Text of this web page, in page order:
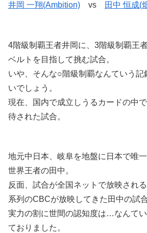
井岡 一翔(Ambition) vs 田中 恒成(
4階級制覇王者井岡に、3階級制覇王
ベルトを目指して挑む試合。
いや、そんな○階級制覇なんていう記
いでしょう。
現在、国内で成立しうるカードの中
待された試合。
地元中日本、岐阜を地盤に日本で唯
世界王者の田中。
反面、試合が全国ネットで放映され
系列のCBCが放映してきた田中の試合
実力の割に世間の認知度は…なんて
ておりました。